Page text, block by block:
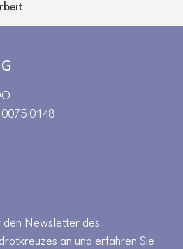
0148
den Newsletter des
an und erfahren Sie